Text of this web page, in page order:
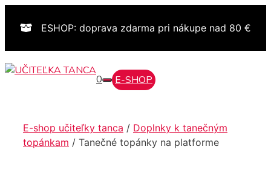
ESHOP: doprava zdarma pri nákupe nad 80 €
E-SHOP
0
E-shop učiteľky tanca / Doplnky k tanečným
topánkam / Tanečné topánky na platforme